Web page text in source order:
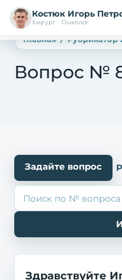
Костюк Игорь
Хирург · Онколог
Главная Рубрикатор
Вопрос №
Задайте вопрос
Здравствуйте